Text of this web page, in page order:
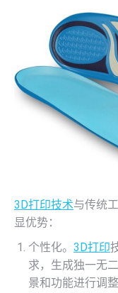
3D打印技术与传统
显优势：
个性化。 3D打印
求，生成独一无
景和功能进行调